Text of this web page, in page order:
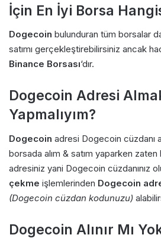
İçin En İyi Borsa
Dogecoin bulunduran tüm borsalar
satımı gerçekleştirebilirsiniz ancak
Binance Borsası‘dır.
Dogecoin Adresi
Yapmalıyım?
Dogecoin adresi Dogecoin cüzdanı
borsada alım & satım yaparken zaten
adresiniz yani Dogecoin cüzdanınız
çekme işlemlerinden Dogecoin
(Dogecoin cüzdan kodunuzu)
Dogecoin Alınır Mı